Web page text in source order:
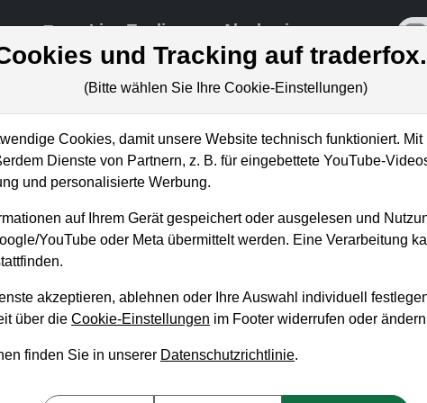
Live-Trading Akademie
Weltweite KI-Allianz mit
und Tracking auf
(Bitte wählen Sie Ihre Cookie-Einstellungen)
Cookies, damit unsere Website technisch funktioniert.
Dienste von Partnern, z. B. für eingebettete YouTube-
und personalisierte Werbung.
auf Ihrem Gerät gespeichert oder ausgelesen und
YouTube oder Meta übermittelt werden. Eine Verarbeitung
akzeptieren, ablehnen oder Ihre Auswahl individuell
über die Cookie-Einstellungen im Footer widerrufen oder
finden Sie in unserer Datenschutzrichtlinie.